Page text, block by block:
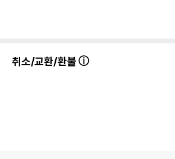
취소/교환/환불